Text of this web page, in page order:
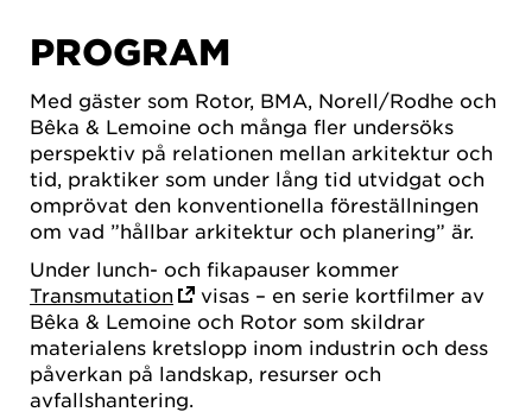
PROGRAM
Med gäster som Rotor, BMA, Norell/Rodhe och
Bêka & Lemoine och många fler undersöks
perspektiv på relationen mellan arkitektur och
tid, praktiker som under lång tid utvidgat och
omprövat den konventionella föreställningen
om vad ”hållbar arkitektur och planering” är.
Under lunch- och fikapauser kommer
Transmutation
visas – en serie kortfilmer av
Bêka & Lemoine och Rotor som skildrar
materialens kretslopp inom industrin och dess
påverkan på landskap, resurser och
avfallshantering.